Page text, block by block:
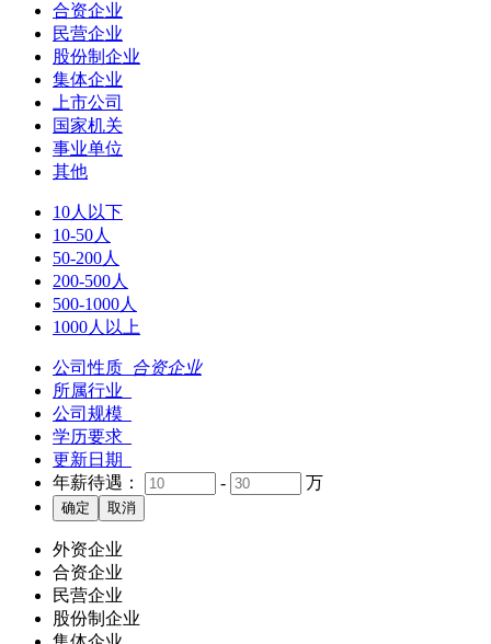
合资企业
民营企业
股份制企业
集体企业
上市公司
国家机关
事业单位
其他
10人以下
10-50人
50-200人
200-500人
500-1000人
1000人以上
公司性质 合资企业
所属行业
公司规模
学历要求
更新日期
年薪待遇：
- 万
外资企业
合资企业
民营企业
股份制企业